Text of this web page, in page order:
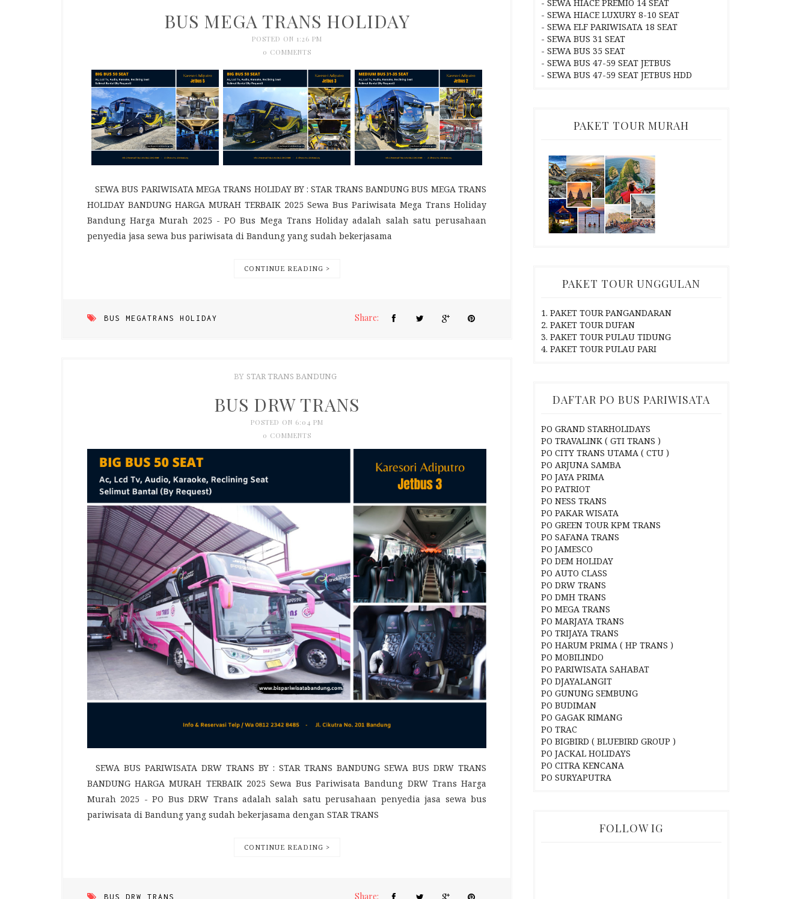
BUS MEGA TRANS HOLIDAY
POSTED ON 1:26 PM
0 COMMENTS
SEWA BUS PARIWISATA MEGA TRANS HOLIDAY BY : STAR TRANS BANDUNG BUS MEGA TRANS
HOLIDAY BANDUNG HARGA MURAH TERBAIK 2025 Sewa Bus Pariwisata Mega Trans Holiday
Bandung Harga Murah 2025 - PO Bus Mega Trans Holiday adalah salah satu perusahaan
penyedia jasa sewa bus pariwisata di Bandung yang sudah bekerjasama
CONTINUE READING >
BUS MEGATRANS HOLIDAY Share:
BY STAR TRANS BANDUNG
BUS DRW TRANS
POSTED ON 6:04 PM
0 COMMENTS
SEWA BUS PARIWISATA DRW TRANS BY : STAR TRANS BANDUNG SEWA BUS DRW TRANS
BANDUNG HARGA MURAH TERBAIK 2025 Sewa Bus Pariwisata Bandung DRW Trans Harga
Murah 2025 - PO Bus DRW Trans adalah salah satu perusahaan penyedia jasa sewa bus
pariwisata di Bandung yang sudah bekerjasama dengan STAR TRANS
CONTINUE READING >
BUS DRW TRANS Share:
- SEWA HIACE PREMIO 14 SEAT
- SEWA HIACE LUXURY 8-10 SEAT
- SEWA ELF PARIWISATA 18 SEAT
- SEWA BUS 31 SEAT
- SEWA BUS 35 SEAT
- SEWA BUS 47-59 SEAT JETBUS
- SEWA BUS 47-59 SEAT JETBUS HDD
PAKET TOUR MURAH
PAKET TOUR UNGGULAN
1. PAKET TOUR PANGANDARAN
2. PAKET TOUR DUFAN
3. PAKET TOUR PULAU TIDUNG
4. PAKET TOUR PULAU PARI
DAFTAR PO BUS PARIWISATA
PO GRAND STARHOLIDAYS
PO TRAVALINK ( GTI TRANS )
PO CITY TRANS UTAMA ( CTU )
PO ARJUNA SAMBA
PO JAYA PRIMA
PO PATRIOT
PO NESS TRANS
PO PAKAR WISATA
PO GREEN TOUR KPM TRANS
PO SAFANA TRANS
PO JAMESCO
PO DEM HOLIDAY
PO AUTO CLASS
PO DRW TRANS
PO DMH TRANS
PO MEGA TRANS
PO MARJAYA TRANS
PO TRIJAYA TRANS
PO HARUM PRIMA ( HP TRANS )
PO MOBILINDO
PO PARIWISATA SAHABAT
PO DJAYALANGIT
PO GUNUNG SEMBUNG
PO BUDIMAN
PO GAGAK RIMANG
PO TRAC
PO BIGBIRD ( BLUEBIRD GROUP )
PO JACKAL HOLIDAYS
PO CITRA KENCANA
PO SURYAPUTRA
FOLLOW IG